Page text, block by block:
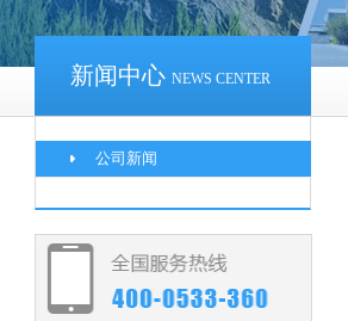
新闻中心 NEWS CENTER
公司新闻